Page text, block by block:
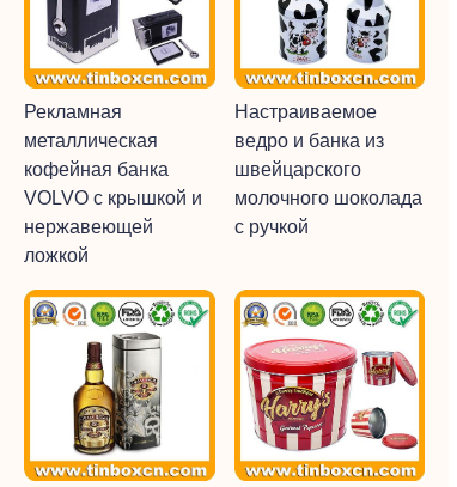
Рекламная
металлическая
кофейная банка
VOLVO с крышкой и
нержавеющей
ложкой
Настраиваемое
ведро и банка из
швейцарского
молочного шоколада
с ручкой